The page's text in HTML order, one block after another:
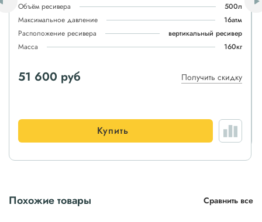
Объём ресивера
500л
Максимальное давление
16атм
Расположение ресивера
вертикальный ресивер
Масса
160кг
51 600 руб Получить скидку
Купить
Похожие товары Сравнить все